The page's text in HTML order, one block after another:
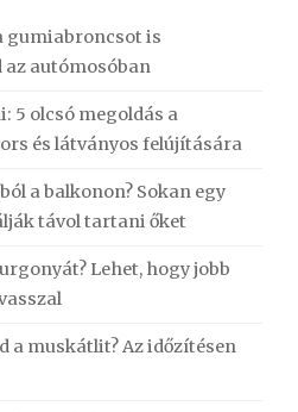
gumiabroncsot is
az autómosóban
5 olcsó megoldás a
és látványos felújítására
a balkonon? Sokan egy
távol tartani őket
Lehet, hogy jobb
a muskátlit? Az időzítésen